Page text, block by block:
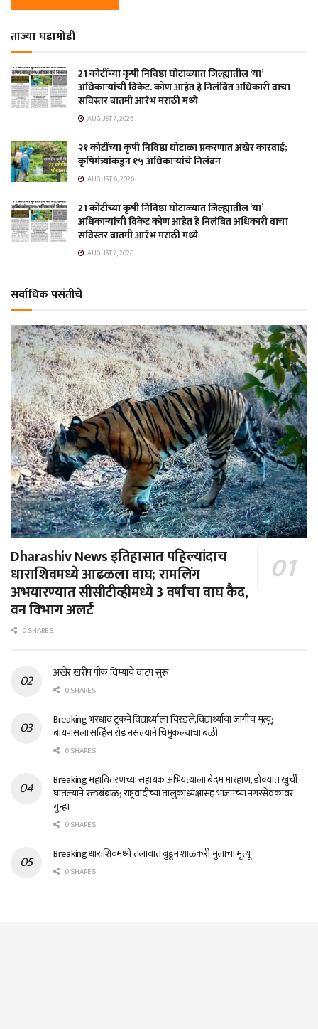
ताज्या घडामोडी
21 कोटींच्या कृषी निविष्ठा घोटाळ्यात जिल्ह्यातील ‘या’
अधिकाऱ्यांची विकेट. कोण आहेत हे निलंबित अधिकारी वाचा
सविस्तर बातमी आरंभ मराठी मध्ये
AUGUST 7, 2026
२१ कोटींच्या कृषी निविष्ठा घोटाळा प्रकरणात अखेर कारवाई;
कृषिमंत्र्यांकडून १५ अधिकाऱ्यांचे निलंबन
AUGUST 6, 2026
21 कोटींच्या कृषी निविष्ठा घोटाळ्यात जिल्ह्यातील ‘या’
अधिकाऱ्यांची विकेट कोण आहेत हे निलंबित अधिकारी वाचा
सविस्तर बातमी आरंभ मराठी मध्ये
AUGUST 7, 2026
सर्वाधिक पसंतीचे
Dharashiv News इतिहासात पहिल्यांदाच
धाराशिवमध्ये आढळला वाघ; रामलिंग
अभयारण्यात सीसीटीव्हीमध्ये 3 वर्षांचा वाघ कैद,
वन विभाग अलर्ट
0 SHARES
अखेर खरीप पीक विम्याचे वाटप सुरू
0 SHARES
Breaking भरधाव ट्रकने विद्यार्थ्याला चिरडले,विद्यार्थ्याचा जागीच मृत्यू;
बायपासला सर्व्हिस रोड नसल्याने चिमुकल्याचा बळी
0 SHARES
Breaking महावितरणच्या सहायक अभियंत्याला बेदम मारहाण, डोक्यात खुर्ची
घातल्याने रक्तबंबाळ; राष्ट्रवादीच्या तालुकाध्यक्षासह भाजपच्या नगरसेवकांवर
गुन्हा
0 SHARES
Breaking धाराशिवमध्ये तलावात बुडून शाळकरी मुलाचा मृत्यू
0 SHARES